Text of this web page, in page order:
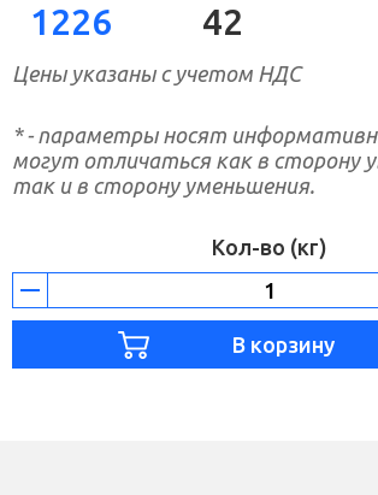
1226 42
Цены указаны с учетом НДС
* - параметры носят
могут отличаться как в сторону
так и в сторону уменьшения.
Кол-во (кг)